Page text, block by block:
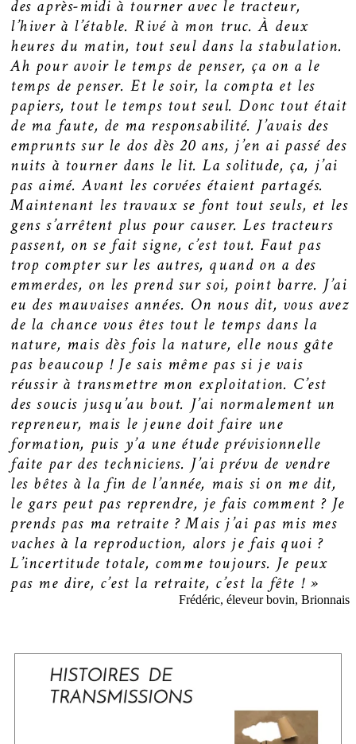
des après-midi à tourner avec le tracteur,
l’hiver à l’étable. Rivé à mon truc. À deux
heures du matin, tout seul dans la stabulation.
Ah pour avoir le temps de penser, ça on a le
temps de penser. Et le soir, la compta et les
papiers, tout le temps tout seul. Donc tout était
de ma faute, de ma responsabilité. J’avais des
emprunts sur le dos dès 20 ans, j’en ai passé des
nuits à tourner dans le lit. La solitude, ça, j’ai
pas aimé. Avant les corvées étaient partagés.
Maintenant les travaux se font tout seuls, et les
gens s’arrêtent plus pour causer. Les tracteurs
passent, on se fait signe, c’est tout. Faut pas
trop compter sur les autres, quand on a des
emmerdes, on les prend sur soi, point barre. J’ai
eu des mauvaises années. On nous dit, vous avez
de la chance vous êtes tout le temps dans la
nature, mais dès fois la nature, elle nous gâte
pas beaucoup ! Je sais même pas si je vais
réussir à transmettre mon exploitation. C’est
des soucis jusqu’au bout. J’ai normalement un
repreneur, mais le jeune doit faire une
formation, puis y’a une étude prévisionnelle
faite par des techniciens. J’ai prévu de vendre
les bêtes à la fin de l’année, mais si on me dit,
le gars peut pas reprendre, je fais comment ? Je
prends pas ma retraite ? Mais j’ai pas mis mes
vaches à la reproduction, alors je fais quoi ?
L’incertitude totale, comme toujours. Je peux
pas me dire, c’est la retraite, c’est la fête ! »
Frédéric, éleveur bovin, Brionnais